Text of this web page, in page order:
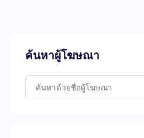
ค้นหาผู้โฆษณา